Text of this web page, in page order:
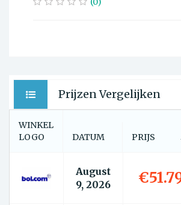
Prijzen Vergelijken
WINKEL
LOGO
DATUM PRIJS
August
9, 2026